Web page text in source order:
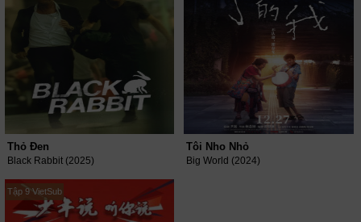
Thỏ Đen
Black Rabbit (2025)
Tôi Nho Nhỏ
Big World (2024)
Tập 9 VietSub